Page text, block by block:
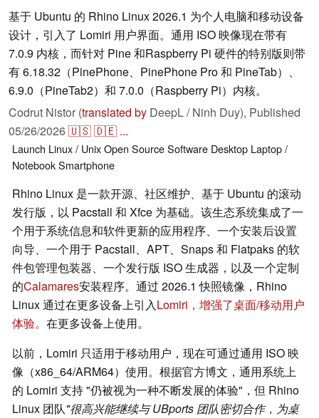
基于 Ubuntu 的 Rhino Linux 2026.1 为个人电脑和移动设备
设计，引入了 Lomiri 用户界面。通用 ISO 映像现在带有
7.0.9 内核，而针对 Pine 和Raspberry Pi 硬件的特别版则带
有 6.18.32（PinePhone、PinePhone Pro 和 PineTab）、
6.9.0（PineTab2）和 7.0.0（Raspberry Pi）内核。
Codrut Nistor (translated by DeepL / Ninh Duy), Published
05/26/2026🇺🇸🇩🇪 ...
Launch Linux / UnixOpen SourceSoftware Desktop Laptop /
NotebookSmartphone
Rhino Linux 是一款开源、社区维护、基于 Ubuntu 的滚动
发行版，以 Pacstall 和 Xfce 为基础。该生态系统集成了一
个用于系统信息和软件更新的应用程序、一个安装后设置
向导、一个用于 Pacstall、APT、Snaps 和 Flatpaks 的软
件包管理包装器、一个发行版 ISO 生成器，以及一个定制
的Calamares安装程序。通过 2026.1 快照镜像，Rhino
Linux 通过在更多设备上引入Lomiri，增强了桌面/移动用户
体验。 在更多设备上使用。
以前，Lomiri 只适用于移动用户，现在可通过通用 ISO 映
像（x86_64/ARM64）使用。根据官方博文，通用系统上
的 Lomiri 支持 "仍被视为一种不断发展的体验"，但 Rhino
Linux 团队"很高兴能继续与 UBports 团队密切合作，为桌